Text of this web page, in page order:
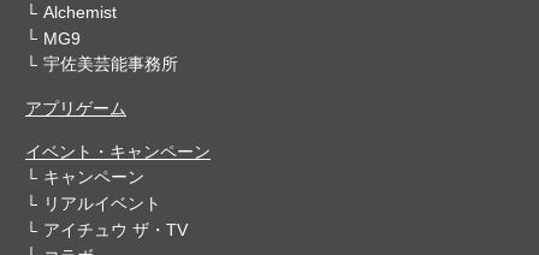
Alchemist
MG9
宇佐美芸能事務所
アプリゲーム
イベント・キャンペーン
キャンペーン
リアルイベント
アイチュウ ザ・TV